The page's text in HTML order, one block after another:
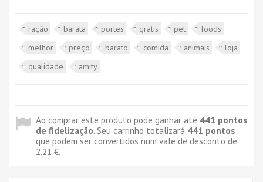
ração barata portes grátis pet
foods
melhor
preço barato comida animais
loja
qualidade
amity
Ao comprar este produto pode ganhar até 441 pontos
de fidelização. Seu carrinho totalizará 441 pontos
que podem ser convertidos num vale de desconto de
2,21 €.